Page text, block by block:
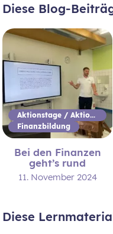
Diese Blog-
Aktionstage / Aktionswoche
Finanzbildung
Bei den Finanzen
geht’s rund
11. November 2024
Diese